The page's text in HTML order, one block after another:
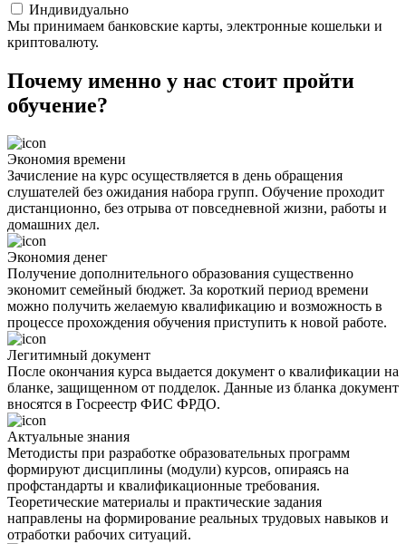
Индивидуально
Мы принимаем банковские карты, электронные кошельки и
криптовалюту.
Почему именно у нас стоит пройти
обучение?
Экономия времени
Зачисление на курс осуществляется в день обращения
слушателей без ожидания набора групп. Обучение проходит
дистанционно, без отрыва от повседневной жизни, работы и
домашних дел.
Экономия денег
Получение дополнительного образования существенно
экономит семейный бюджет. За короткий период времени
можно получить желаемую квалификацию и возможность в
процессе прохождения обучения приступить к новой работе.
Легитимный документ
После окончания курса выдается документ о квалификации на
бланке, защищенном от подделок. Данные из бланка документ
вносятся в Госреестр ФИС ФРДО.
Актуальные знания
Методисты при разработке образовательных программ
формируют дисциплины (модули) курсов, опираясь на
профстандарты и квалификационные требования.
Теоретические материалы и практические задания
направлены на формирование реальных трудовых навыков и
отработки рабочих ситуаций.